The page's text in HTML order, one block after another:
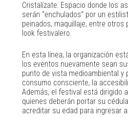
Cristalízate: Espacio donde los
serán “enchulados” por un
peinados, maquillaje, entre otros
look festivalero.
En esta línea, la organización
los eventos nuevamente sean
punto de vista medioambiental y
consumo consciente, la
Además, el festival está dirigido
quienes deberán portar su
acreditar su edad para ingresar